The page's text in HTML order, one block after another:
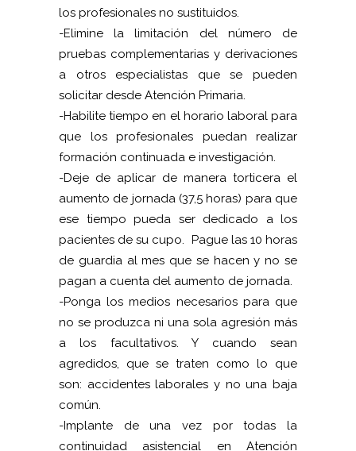
los profesionales no sustituidos.
-Elimine la limitación del número de
pruebas complementarias y derivaciones
a otros especialistas que se pueden
solicitar desde Atención Primaria.
-Habilite tiempo en el horario laboral para
que los profesionales puedan realizar
formación continuada e investigación.
-Deje de aplicar de manera torticera el
aumento de jornada (37,5 horas) para que
ese tiempo pueda ser dedicado a los
pacientes de su cupo. Pague las 10 horas
de guardia al mes que se hacen y no se
pagan a cuenta del aumento de jornada.
-Ponga los medios necesarios para que
no se produzca ni una sola agresión más
a los facultativos. Y cuando sean
agredidos, que se traten como lo que
son: accidentes laborales y no una baja
común.
-Implante de una vez por todas la
continuidad asistencial en Atención